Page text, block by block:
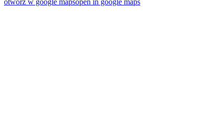
otwórz w google mapsopen in google maps